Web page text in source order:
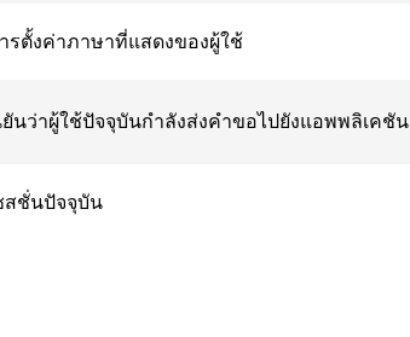
รตั้งค่าภาษาที่แสดงของผู้ใช้
นว่าผู้ใช้ปัจจุบันกำลังส่งคำขอไปยังแอพพลิเคชัน
สชั่นปัจจุบัน